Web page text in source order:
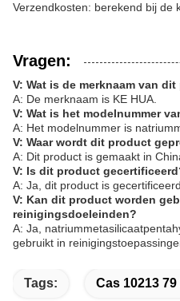
Verzendkosten: berekend bij de
Vragen:
V: Wat is de merknaam van
A: De merknaam is KE HUA.
V: Wat is het modelnummer
A: Het modelnummer is
V: Waar wordt dit product
A: Dit product is gemaakt in
V: Is dit product
A: Ja, dit product is
V: Kan dit product worden
reinigingsdoeleinden?
A: Ja,
gebruikt in
Tags: Cas 10213 79